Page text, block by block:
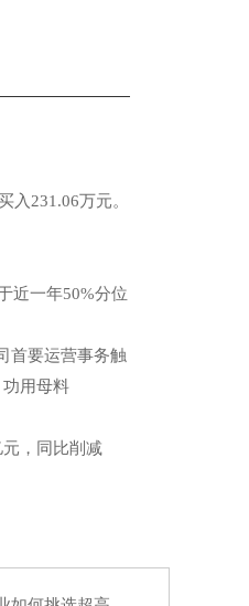
231.06万元。
近一年50%分位
首要运营事务触
功用母料
，同比削减